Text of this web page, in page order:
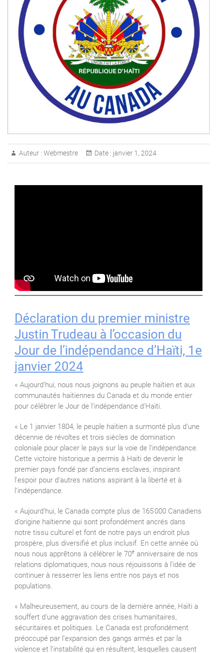
Auteur : Webmestre Date : janvier 1, 2024
Déclaration du premier ministre
Justin Trudeau à l’occasion du
Jour de l’indépendance d’Haïti, 1e
janvier 2024
« Aujourd’hui, nous nous joignons au peuple haïtien et aux
communautés haïtiennes du Canada et du monde entier
pour célébrer le Jour de l’indépendance d’Haïti.
« Le 1 janvier 1804, le peuple haïtien a surmonté plus d’une
décennie de révoltes et trois siècles de domination
coloniale pour placer le pays sur la voie de l’indépendance.
Cette victoire historique a permis à Haïti de devenir le
premier pays fondé par d’anciens esclaves, inspirant
l’espoir pour d’autres nations aspirant à la liberté et à
l’indépendance.
« Aujourd’hui, le Canada compte plus de 165 000 Canadiens
d’origine haïtienne qui sont profondément ancrés dans
notre tissu culturel et font de notre pays un endroit plus
prospère, plus diversifié et plus inclusif. En cette année où
nous nous apprêtons à célébrer le 70e anniversaire de nos
relations diplomatiques, nous nous réjouissons à l’idée de
continuer à resserrer les liens entre nos pays et nos
populations.
« Malheureusement, au cours de la dernière année, Haïti a
souffert d’une aggravation des crises humanitaires,
sécuritaires et politiques. Le Canada est profondément
préoccupé par l’expansion des gangs armés et par la
violence et l’instabilité qui en résultent, lesquelles causent